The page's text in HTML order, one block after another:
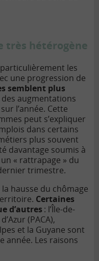
très hétérogène
les
une progression de
semblent plus
des augmentations
l’année. Cette
peut s’expliquer
dans certains
plus souvent
davantage soumis à
« rattrapage » du
trimestre.
hausse du chômage
Certaines
d’autres : l’Île-de-
(PACA),
et la Guyane sont
année. Les raisons